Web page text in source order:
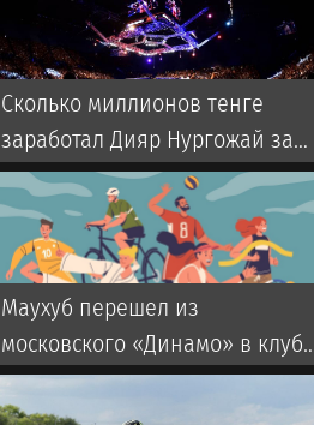
Сколько миллионов тенге
заработал Дияр Нургожай за
победу нокаутом на турнире
UFC
Маухуб перешел из
московского «Динамо» в клуб
из ОАЭ